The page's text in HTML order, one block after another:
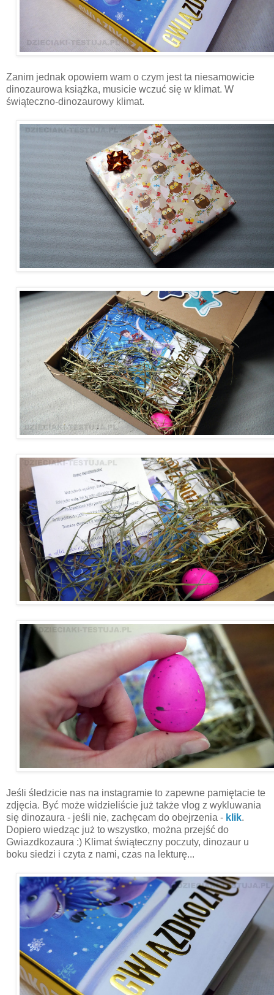
Zanim jednak opowiem wam o czym jest ta niesamowicie
dinozaurowa książka, musicie wczuć się w klimat. W
świąteczno-dinozaurowy klimat.
Jeśli śledzicie nas na instagramie to zapewne pamiętacie te
zdjęcia. Być może widzieliście już także vlog z wykluwania
się dinozaura - jeśli nie, zachęcam do obejrzenia - klik.
Dopiero wiedząc już to wszystko, można przejść do
Gwiazdkozaura :) Klimat świąteczny poczuty, dinozaur u
boku siedzi i czyta z nami, czas na lekturę...